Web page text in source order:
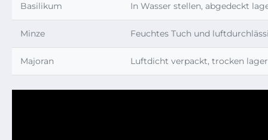
Basilikum In Wasser stellen, abgedeckt
Minze Feuchtes Tuch und
Majoran Luftdicht verpackt, trocken